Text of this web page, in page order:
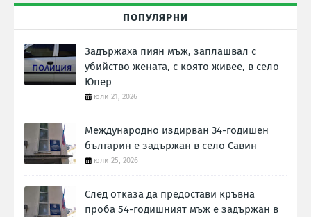
ПОПУЛЯРНИ
Задържаха пиян мъж, заплашвал с
убийство жената, с която живее, в село
Юпер
юли 21, 2026
Международно издирван 34-годишен
българин е задържан в село Савин
юли 25, 2026
След отказа да предостави кръвна
проба 54-годишният мъж е задържан в